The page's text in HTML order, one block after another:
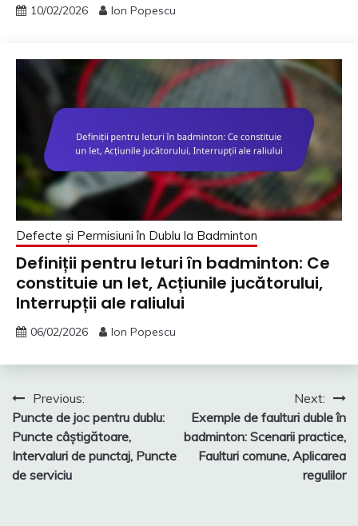
10/02/2026 Ion Popescu
Defecte și Permisiuni în Dublu la Badminton
Definiții pentru leturi în badminton: Ce
constituie un let, Acțiunile jucătorului,
Interrupții ale raliului
06/02/2026 Ion Popescu
Post
navigation
Previous:
Puncte de joc pentru dublu:
Puncte câștigătoare,
Intervaluri de punctaj, Puncte
de serviciu
Next:
Exemple de faulturi duble în
badminton: Scenarii practice,
Faulturi comune, Aplicarea
regulilor